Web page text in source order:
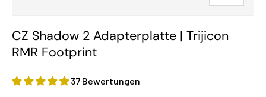
CZ Shadow 2 Adapterplatte | Trijicon
RMR Footprint
37 Bewertungen